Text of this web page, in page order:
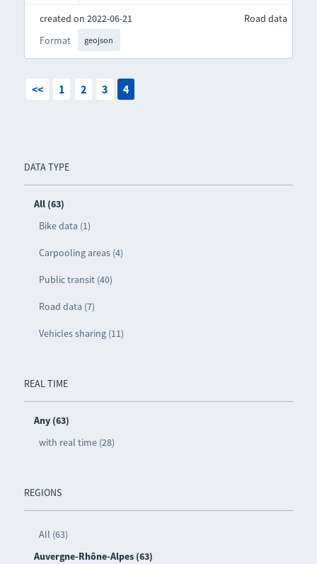
DATA TYPE
All (63)
Bike data (1)
Carpooling areas (4)
Public transit (40)
Road data (7)
Vehicles sharing (11)
REAL TIME
Any (63)
with real time (28)
REGIONS
All (63)
Auvergne-Rhône-Alpes (63)
created on 2022-06-21
Format
geojson
Road data
<< 1 2 3 4